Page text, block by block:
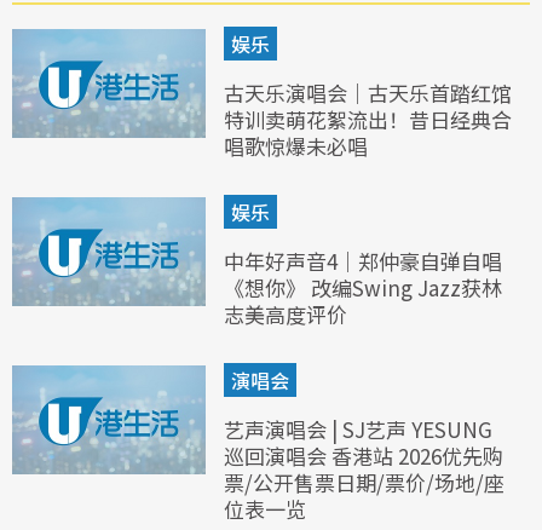
娱乐
古天乐演唱会｜古天乐首踏红馆
特训卖萌花絮流出！昔日经典合
唱歌惊爆未必唱
娱乐
中年好声音4｜郑仲豪自弹自唱
《想你》 改编Swing Jazz获林
志美高度评价
演唱会
艺声演唱会 | SJ艺声 YESUNG
巡回演唱会 香港站 2026优先购
票/公开售票日期/票价/场地/座
位表一览